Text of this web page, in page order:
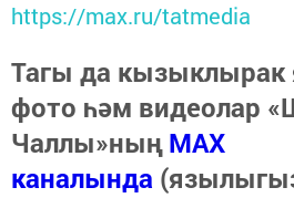
https://max.ru/tatmedia
Тагы да кызыклырак
фото һәм видеолар
Чаллы»ныңMAX
каналында